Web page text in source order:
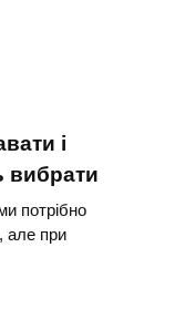
і
вибрати
потрібно
але при